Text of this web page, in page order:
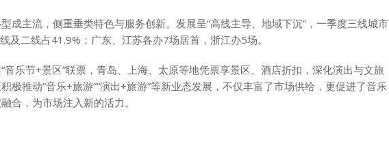
成主流，侧重垂类特色与服务创新。发展呈“高线主导、地域下沉”，一季度三线城市
及二线占41.9%；广东、江苏各办7场居首，浙江办5场。
音乐节+景区”联票，青岛、上海、太原等地凭票享景区、酒店折扣，深化演出与文旅
极推动“音乐+旅游”“演出+旅游”等新业态发展，不仅丰富了市场供给，更促进了音乐
合，为市场注入新的活力。